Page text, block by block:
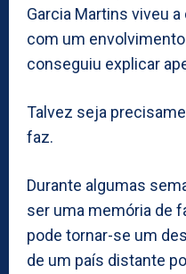
Garcia Martins viveu
com um
conseguiu explicar
Talvez seja
faz.
Durante algumas
ser uma memória de
pode tornar-se um
de um país distante